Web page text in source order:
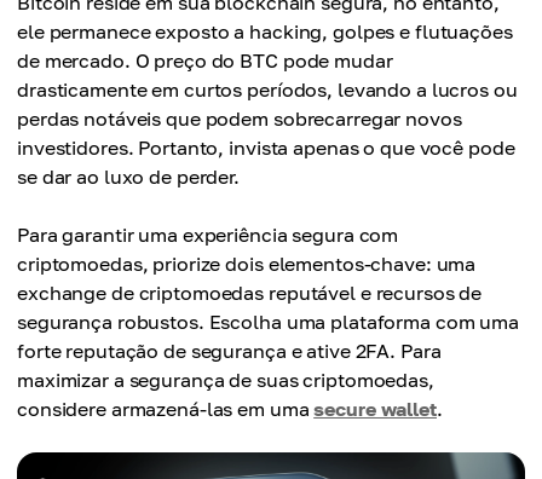
ele permanece exposto a hacking, golpes e flutuações
de mercado. O preço do BTC pode mudar
drasticamente em curtos períodos, levando a lucros ou
perdas notáveis que podem sobrecarregar novos
investidores. Portanto, invista apenas o que você pode
se dar ao luxo de perder.
Para garantir uma experiência segura com
criptomoedas, priorize dois elementos-chave: uma
exchange de criptomoedas reputável e recursos de
segurança robustos. Escolha uma plataforma com uma
forte reputação de segurança e ative 2FA. Para
maximizar a segurança de suas criptomoedas,
considere armazená-las em umasecure wallet.